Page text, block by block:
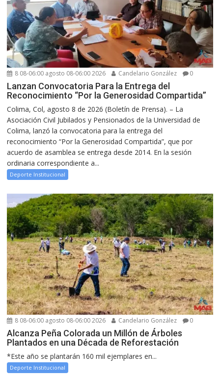
8 08-06:00 agosto 08-06:00 2026 Candelario González 0
Lanzan Convocatoria Para la Entrega del
Reconocimiento “Por la Generosidad Compartida”
Colima, Col, agosto 8 de 2026 (Boletín de Prensa). – La
Asociación Civil Jubilados y Pensionados de la Universidad de
Colima, lanzó la convocatoria para la entrega del
reconocimiento “Por la Generosidad Compartida”, que por
acuerdo de asamblea se entrega desde 2014. En la sesión
ordinaria correspondiente a...
Deporte Institucional
8 08-06:00 agosto 08-06:00 2026 Candelario González 0
Alcanza Peña Colorada un Millón de Árboles
Plantados en una Década de Reforestación
*Este año se plantarán 160 mil ejemplares en...
Deporte Institucional